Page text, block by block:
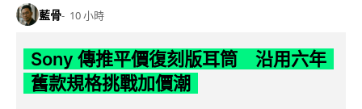
藍骨 10 小時
Sony 傳推平價復刻版耳筒 沿用六年
舊款規格挑戰加價潮